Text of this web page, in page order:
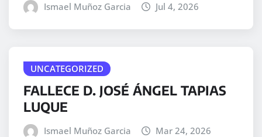
Ismael Muñoz Garcia Jul 4, 2026
UNCATEGORIZED
FALLECE D. JOSÉ ÁNGEL TAPIAS
LUQUE
Ismael Muñoz Garcia Mar 24, 2026